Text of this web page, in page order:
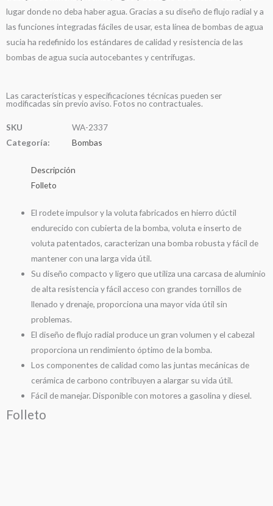
lugar donde no deba haber agua. Gracias a su diseño de flujo radial y a
las funciones integradas fáciles de usar, esta línea de bombas de agua
sucia ha redefinido los estándares de calidad y resistencia de las
bombas de agua sucia autocebantes y centrífugas.
Las características y especificaciones técnicas pueden ser
modificadas sin previo aviso. Fotos no contractuales.
SKU
WA-2337
Categoría:
Bombas
Descripción
Folleto
El rodete impulsor y la voluta fabricados en hierro dúctil
endurecido con cubierta de la bomba, voluta e inserto de
voluta patentados, caracterizan una bomba robusta y fácil de
mantener con una larga vida útil.
Su diseño compacto y ligero que utiliza una carcasa de aluminio
de alta resistencia y fácil acceso con grandes tornillos de
llenado y drenaje, proporciona una mayor vida útil sin
problemas.
El diseño de flujo radial produce un gran volumen y el cabezal
proporciona un rendimiento óptimo de la bomba.
Los componentes de calidad como las juntas mecánicas de
cerámica de carbono contribuyen a alargar su vida útil.
Fácil de manejar. Disponible con motores a gasolina y diesel.
Folleto